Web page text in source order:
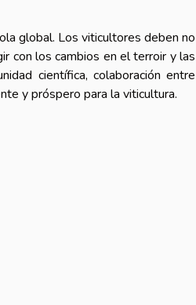
global. Los viticultores deben no
con los cambios en el terroir y las
científica, colaboración entre
y próspero para la viticultura.